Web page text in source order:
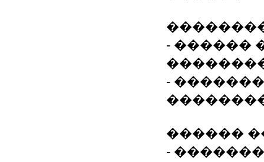
- ������
-
������
-